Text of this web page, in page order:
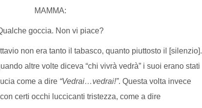
MAMMA:
goccia. Non vi piace?
non era tanto il tabasco, quanto piuttosto il [silenzio].
altre volte diceva “chi vivrà vedrà” i suoi erano stati
come a dire “Vedrai…vedrai!”. Questa volta invece
certi occhi luccicanti tristezza, come a dire